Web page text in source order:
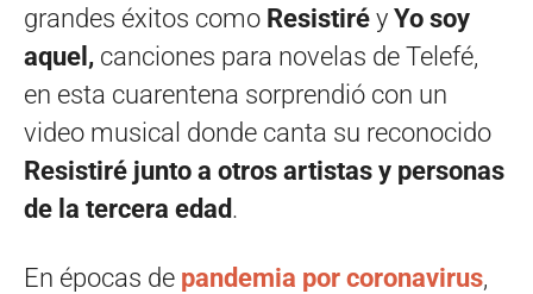
grandes éxitos como Resistiré y Yo soy
aquel, canciones para novelas de Telefé,
en esta cuarentena sorprendió con un
video musical donde canta su reconocido
Resistiré junto a otros artistas y personas
de la tercera edad .
En épocas de pandemia por coronavirus,